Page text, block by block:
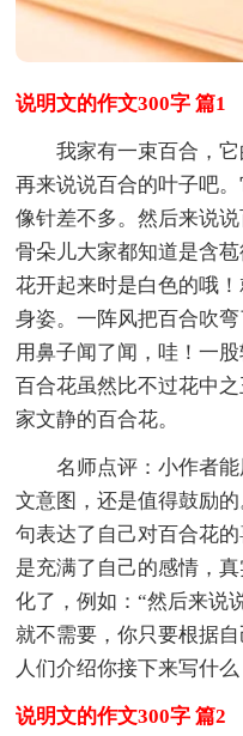
说明文的作文300字 篇1
我家有一束百合，它
再来说说百合的叶子吧
像针差不多。然后来说
骨朵儿大家都知道是含
花开起来时是白色的哦
身姿。一阵风把百合吹
用鼻子闻了闻，哇！一
百合花虽然比不过花中
家文静的百合花。
名师点评：小作者能
文意图，还是值得鼓励
句表达了自己对百合花
是充满了自己的感情，
化了，例如：“然后来说
就不需要，你只要根据
人们介绍你接下来写什
说明文的作文300字 篇2